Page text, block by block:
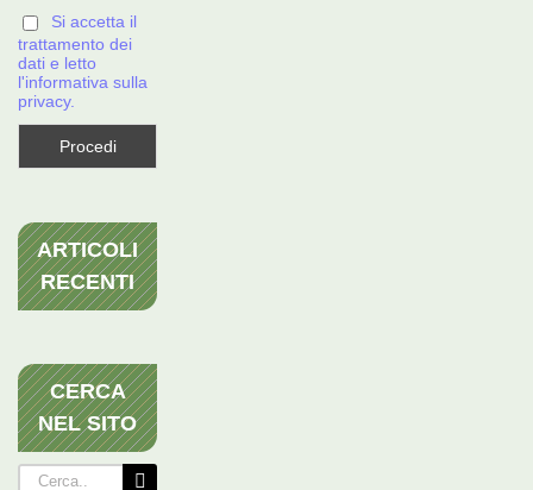
Si accetta il
trattamento dei
dati e letto
l'informativa sulla
privacy.
ARTICOLI
RECENTI
CERCA
NEL SITO
Cerca